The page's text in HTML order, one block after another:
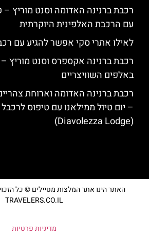
רכבת ברנינה האדומה וסנט מוריץ –
עם הרכבת האלפינית היוקרתית
לאילו אתרי סקי אפשר להגיע עם
רכבת ברנינה אקספרס וסנט מוריץ –
באלפים השוויצריים
רכבת ברנינה האדומה וארוחת
– יום טיול ממילאנו עם טיפוס לרכבל
(Diavolezza Lodge)
האתר הינו אתר המלצות מטיילים © כל
TRAVELERS.CO.IL
מדיניות פרטיות